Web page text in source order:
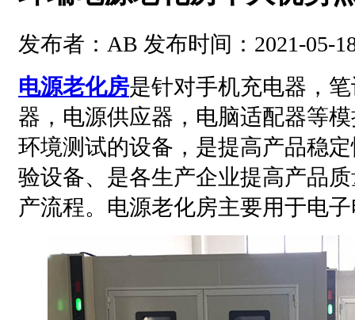
发布者：AB 发布时间：2021-05-
电源老化房是针对手机充电器，
器，电源供应器，电脑适配器等
环境测试的设备，是提高产品稳
验设备、是各生产企业提高产品
产流程。电源老化房主要用于电